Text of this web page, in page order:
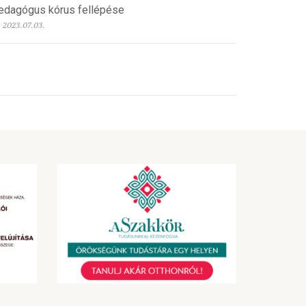
kórus fellépése
2023.07.03.